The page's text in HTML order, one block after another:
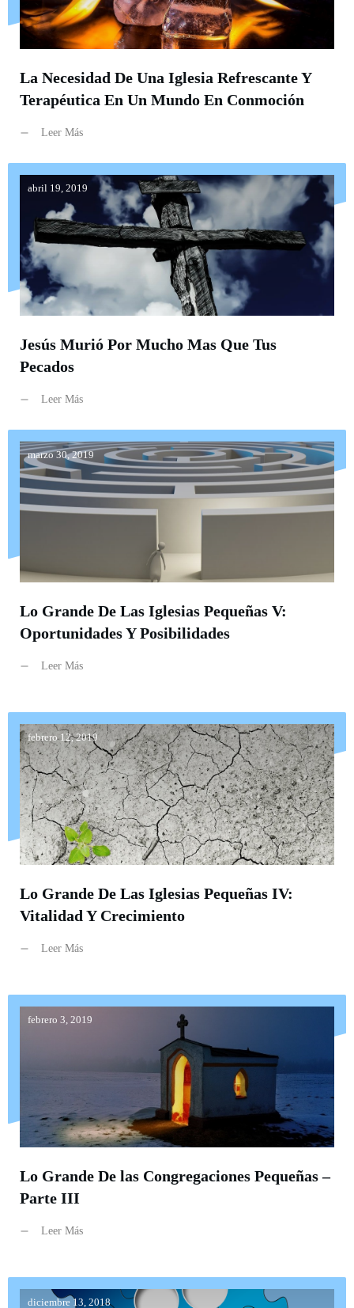
La Necesidad De Una Iglesia Refrescante Y
Terapéutica En Un Mundo En Conmoción
Leer Más
abril 19, 2019
Jesús Murió Por Mucho Mas Que Tus
Pecados
Leer Más
marzo 30, 2019
Lo Grande De Las Iglesias Pequeñas V:
Oportunidades Y Posibilidades
Leer Más
febrero 12, 2019
Lo Grande De Las Iglesias Pequeñas IV:
Vitalidad Y Crecimiento
Leer Más
febrero 3, 2019
Lo Grande De las Congregaciones Pequeñas –
Parte III
Leer Más
diciembre 13, 2018